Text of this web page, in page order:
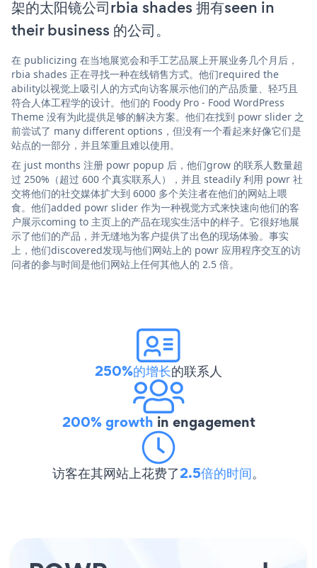
架的太阳镜公司rbia shades 拥有seen in
their business 的公司。
在 publicizing 在当地展览会和手工艺品展上开展业务几个月后，
rbia shades 正在寻找一种在线销售方式。他们required the
ability以视觉上吸引人的方式向访客展示他们的产品质量、轻巧且
符合人体工程学的设计。他们的 Foody Pro - Food WordPress
Theme 没有为此提供足够的解决方案。他们在找到 powr slider 之
前尝试了 many different options，但没有一个看起来好像它们是
站点的一部分，并且笨重且难以使用。
在 just months 注册 powr popup 后，他们grow 的联系人数量超
过 250%（超过 600 个真实联系人），并且 steadily 利用 powr 社
交将他们的社交媒体扩大到 6000 多个关注者在他们的网站上喂
食。他们added powr slider 作为一种视觉方式来快速向他们的客
户展示coming to 主页上的产品在现实生活中的样子。它很好地展
示了他们的产品，并无缝地为客户提供了出色的现场体验。事实
上，他们discovered发现与他们网站上的 powr 应用程序交互的访
问者的参与时间是他们网站上任何其他人的 2.5 倍。
250%的增长的联系人
200% growth in engagement
访客在其网站上花费了2.5倍的时间。